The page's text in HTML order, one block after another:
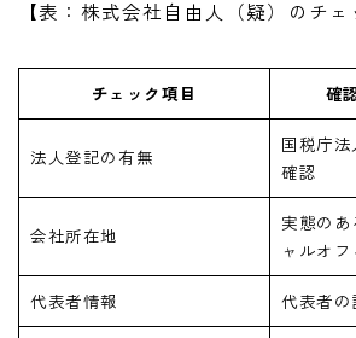
【表：株式会社自由人（疑）のチェ
チェック項目 確
法人登記の有無
国税庁
確認
会社所在地
実態の
ャルオ
代表者情報 代表者